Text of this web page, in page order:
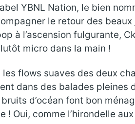
YBNL Nation, le bien
le retour des
à l’ascension fulgurante,
micro dans la main !
flows suaves des deux
dans des balades pleines
d’océan font bon
Oui, comme l’hirondelle